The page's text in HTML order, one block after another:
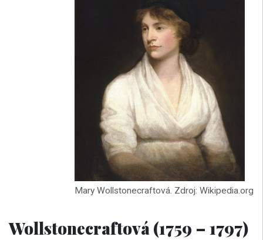
Mary Wollstonecraftová. Zdroj: Wikipedia.org
Wollstonecraftová (1759 – 1797)